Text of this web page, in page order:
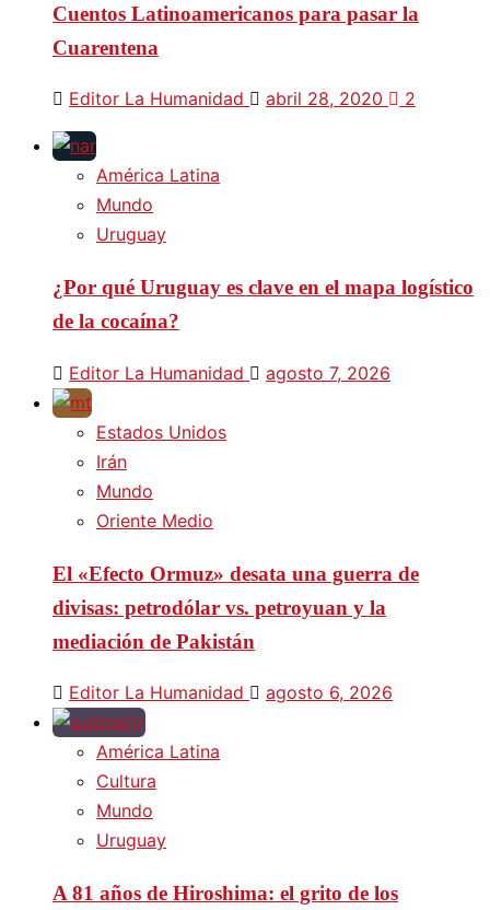
Cuentos Latinoamericanos para pasar la
Cuarentena
Editor La Humanidad abril 28, 2020 2
América Latina
Mundo
Uruguay
¿Por qué Uruguay es clave en el mapa logístico
de la cocaína?
Editor La Humanidad agosto 7, 2026
Estados Unidos
Irán
Mundo
Oriente Medio
El «Efecto Ormuz» desata una guerra de
divisas: petrodólar vs. petroyuan y la
mediación de Pakistán
Editor La Humanidad agosto 6, 2026
América Latina
Cultura
Mundo
Uruguay
A 81 años de Hiroshima: el grito de los